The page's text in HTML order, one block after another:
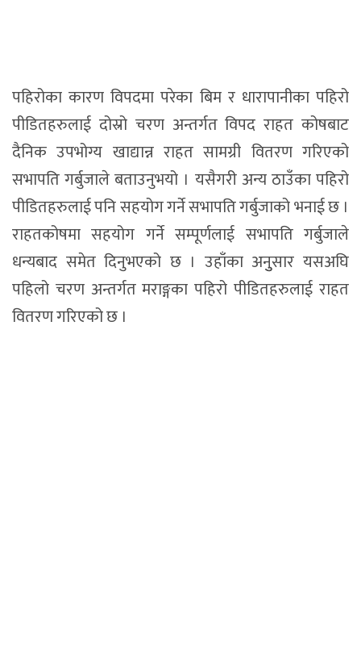
पहिरोका कारण विपदमा परेका बिम र धारापानीका पहिरो
पीडितहरुलाई दोस्रो चरण अन्तर्गत विपद राहत कोषबाट
दैनिक उपभोग्य खाद्यान्न राहत सामग्री वितरण गरिएको
सभापति गर्बुजाले बताउनुभयो । यसैगरी अन्य ठाउँका पहिरो
पीडितहरुलाई पनि सहयोग गर्ने सभापति गर्बुजाको भनाई छ ।
राहतकोषमा सहयोग गर्ने सम्पूर्णलाई सभापति गर्बुजाले
धन्यबाद समेत दिनुभएको छ । उहाँका अनुुसार यसअघि
पहिलो चरण अन्तर्गत मराङ्गका पहिरो पीडितहरुलाई राहत
वितरण गरिएको छ ।